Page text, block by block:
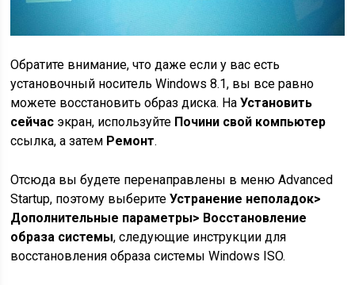
Обратите внимание, что даже если у вас есть
установочный носитель Windows 8.1, вы все равно
можете восстановить образ диска. НаУстановить
сейчас экран, используйте Почини свой компьютер
ссылка, а затем Ремонт.
Отсюда вы будете перенаправлены в меню Advanced
Startup, поэтому выберитеУстранение неполадок>
Дополнительные параметры> Восстановление
образа системы, следующие инструкции для
восстановления образа системы Windows ISO.